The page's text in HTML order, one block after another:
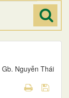
Gb. Nguyễn Thái